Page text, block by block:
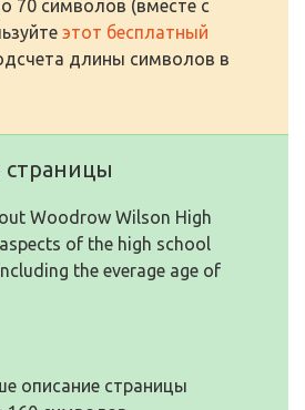
70 символов (вместе с
этот бесплатный
длины символов в
Woodrow Wilson High
of the high school
the everage age of
описание страницы